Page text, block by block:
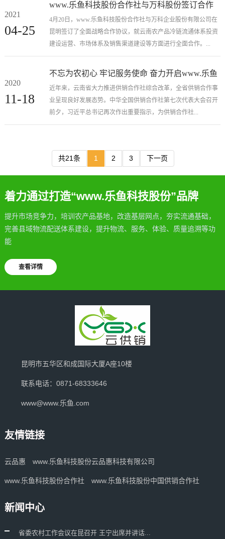
2021
04-25
www.乐鱼科技股份合作社与万科股份签订合作
助力我省农产品冷链流通体系“补短板”
4月20日，www.乐鱼科技股份合作社与万科企业股份有限公司在
昆明签订了全面战略合作协议，就云南农产品冷链流通体系投资
建设运营、市场体系及销售渠道建设等方面进行全面合作。...
2020
11-18
不忘为农初心 牢记服务使命 奋力开启www.乐鱼
科技股份合作事业新征程
近年来，云南省大力推进供销合作社综合改革，全省供销合作事
业呈现良好发展态势。中华全国供销合作社第七次代表大会召开
前夕，习近平总书记再次作出重要指示，为供销合作社...
共21条 1 2 3 下一页
着力通过打造“www.乐鱼科技股份”品牌
提升市场竞争力，培训农产品基地，改造基层网点，夯实流通基础，
完善县域物流配送体系建设，提升物流、服务、体验、质量追溯等功
能
查看详情
昆明市五华区和成国际大厦A座10楼
联系电话：0871-68333646
www@www.乐鱼.com
友情链接
云品惠 www.乐鱼科技股份云品惠科技有限公司
www.乐鱼科技股份合作社 www.乐鱼科技股份中国供销合作社
新闻中心
省委农村工作会议在昆召开 王宁出席并讲话...